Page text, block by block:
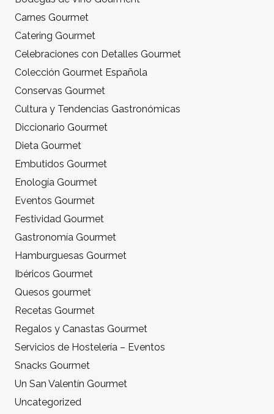
Carnes Gourmet
Catering Gourmet
Celebraciones con Detalles Gourmet
Colección Gourmet Española
Conservas Gourmet
Cultura y Tendencias Gastronómicas
Diccionario Gourmet
Dieta Gourmet
Embutidos Gourmet
Enología Gourmet
Eventos Gourmet
Festividad Gourmet
Gastronomía Gourmet
Hamburguesas Gourmet
Ibéricos Gourmet
Quesos gourmet
Recetas Gourmet
Regalos y Canastas Gourmet
Servicios de Hostelería – Eventos
Snacks Gourmet
Un San Valentín Gourmet
Uncategorized